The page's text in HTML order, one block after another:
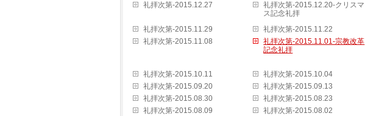
礼拝次第-2015.12.27
礼拝次第-2015.12.20-クリスマ
ス記念礼拝
礼拝次第-2015.11.29
礼拝次第-2015.11.22
礼拝次第-2015.11.08
礼拝次第-2015.11.01-宗教改革
記念礼拝
礼拝次第-2015.10.11
礼拝次第-2015.10.04
礼拝次第-2015.09.20
礼拝次第-2015.09.13
礼拝次第-2015.08.30
礼拝次第-2015.08.23
礼拝次第-2015.08.09
礼拝次第-2015.08.02